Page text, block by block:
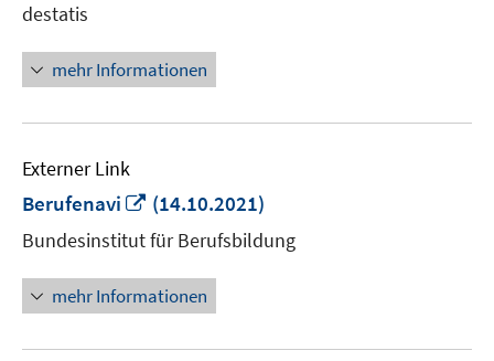
destatis
mehr Informationen
Externer Link
Berufenavi
In
neuem
Fenster
öffnen
(14.10.2021)
Bundesinstitut für Berufsbildung
mehr Informationen